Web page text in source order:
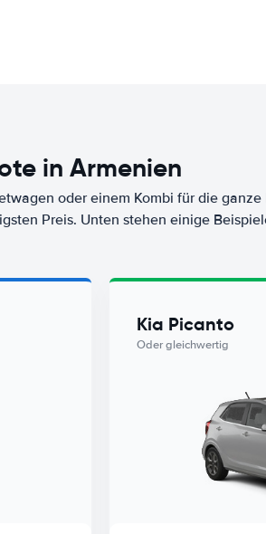
in Armenien
oder einem Kombi für die ganze
Preis. Unten stehen einige
Kia Picanto
Oder gleichwertig